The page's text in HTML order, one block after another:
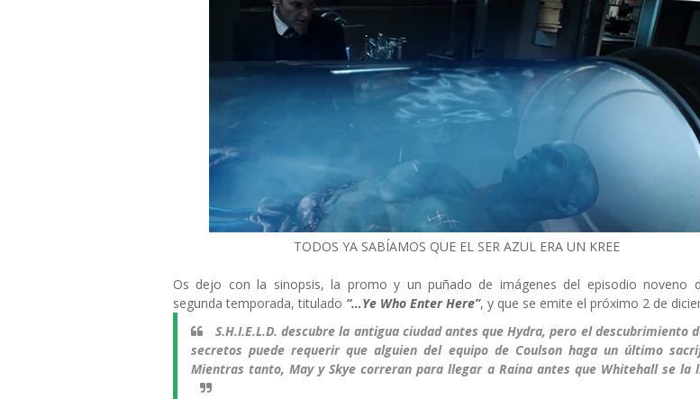
TODOS YA SABÍAMOS QUE EL SER AZUL ERA UN KREE
Os dejo con la sinopsis, la promo y un puñado de imágenes del episodio noveno
segunda temporada, titulado “…Ye Who Enter Here”, y que se emite el próximo 2 de
S.H.I.E.L.D. descubre la antigua ciudad antes que Hydra, pero el descubrimiento
secretos puede requerir que alguien del equipo de Coulson haga un último
Mientras tanto, May y Skye correran para llegar a Raina antes que Whitehall se la